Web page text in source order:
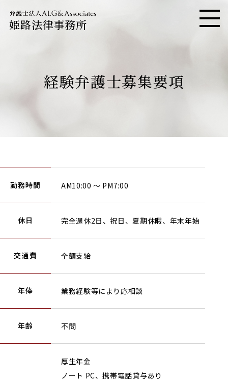
姫路法律事務所
経験弁護士募集要項
勤務時間 AM10:00 ～ PM7:00
休日 完全週休2日、祝日、夏期休暇、年末年始
交通費 全額支給
年俸 業務経験等により応相談
年齢 不問
厚生年金
ノート PC、携帯電話貸与あり